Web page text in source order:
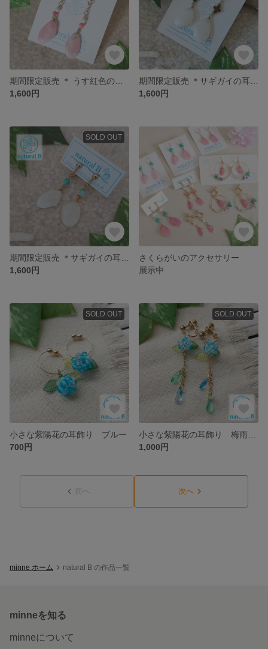
1,600円
1,600円
SOLD OUT
1,600円
さくらがいのアクセサリー
展示中
SOLD OUT
小さな紫陽花の耳飾り ブルー
700円
SOLD OUT
1,000円
前へ 次へ
minne ホーム natural B の作品一覧
minneを知る
minneについて